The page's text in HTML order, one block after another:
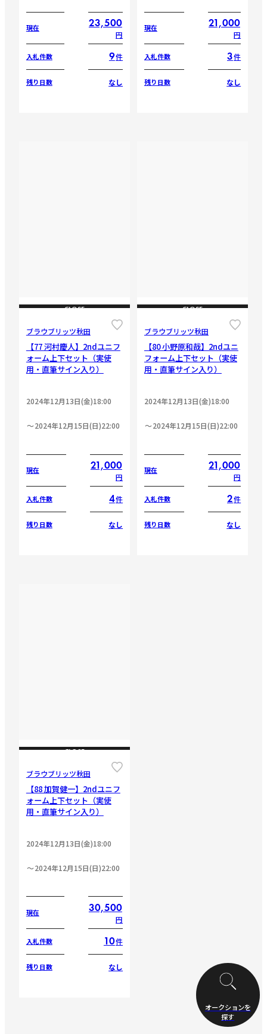
現在 23,500
円
入札件数 9件
残り日数 なし
現在 21,000
円
入札件数 3件
残り日数 なし
CLOSE
ブラウブリッツ秋田
【77 河村慶人】2ndユニフ
ォーム上下セット（実使
用・直筆サイン入り）
2024年12月13日(金)18:00
2024年12月15日(日)22:00
現在 21,000
円
入札件数 4件
残り日数 なし
CLOSE
ブラウブリッツ秋田
【80 小野原和哉】2ndユニ
フォーム上下セット（実使
用・直筆サイン入り）
2024年12月13日(金)18:00
2024年12月15日(日)22:00
現在 21,000
円
入札件数 2件
残り日数 なし
CLOSE
ブラウブリッツ秋田
【88 加賀健一】2ndユニフ
ォーム上下セット（実使
用・直筆サイン入り）
2024年12月13日(金)18:00
2024年12月15日(日)22:00
現在 30,500
円
入札件数 10件
残り日数 なし
オークションを
探す